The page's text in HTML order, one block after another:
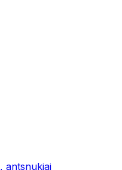
antsnukiai